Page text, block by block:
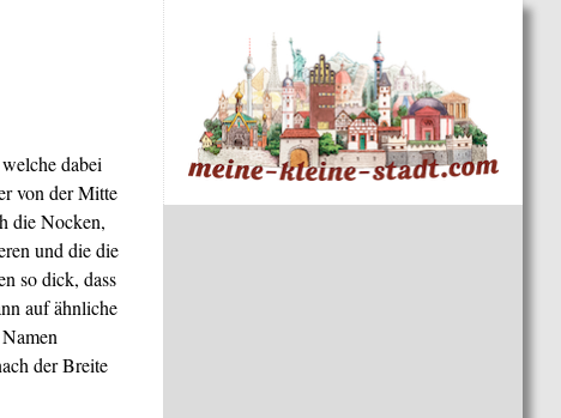
dabei
von der Mitte
die Nocken,
und die die
so dick, dass
auf ähnliche
der Breite